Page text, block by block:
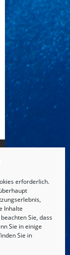
erforderlich.
Inhalte
Sie, dass
Sie in einige
Sie in